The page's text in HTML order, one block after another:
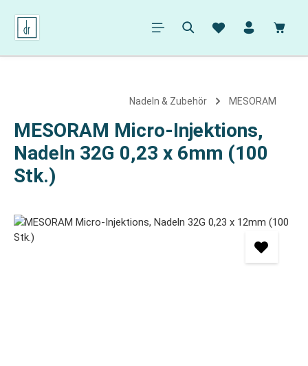
springen
Nadeln & Zubehör MESORAM
MESORAM Micro-Injektions,
Nadeln 32G 0,23 x 6mm (100
Stk.)
Bildergalerie überspringen